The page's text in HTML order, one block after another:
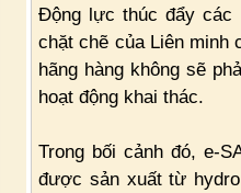
Động lực thúc đẩy các
chặt chẽ của Liên minh
hãng hàng không sẽ
hoạt động khai thác.
Trong bối cảnh đó, e-
được sản xuất từ